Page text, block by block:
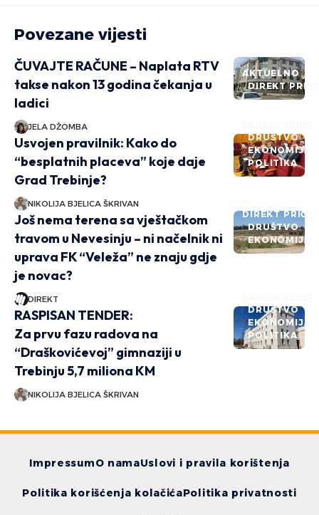
Povezane vijesti
AKTUELNO
DIREKT PRIČE
ČUVAJTE RAČUNE – Naplata RTV
takse nakon 13 godina čekanja u
ladici
JELA DŽOMBA
DRUŠTVO
EKONOMIJA
POLITIKA
Usvojen pravilnik: Kako do
“besplatnih placeva” koje daje
Grad Trebinje?
NIKOLIJA BJELICA ŠKRIVAN
DIREKT PRIČE
DRUŠTVO
EKONOMIJA
Još nema terena sa vještačkom
travom u Nevesinju – ni načelnik ni
uprava FK “Veleža” ne znaju gdje
je novac?
DIREKT
DRUŠTVO
EKONOMIJA
POLITIKA
RASPISAN TENDER:
Za prvu fazu radova na
“Draškovićevoj” gimnaziji u
Trebinju 5,7 miliona KM
NIKOLIJA BJELICA ŠKRIVAN
ImpressumO namaUslovi i pravila korištenja
Politika korišćenja kolačićaPolitika privatnosti